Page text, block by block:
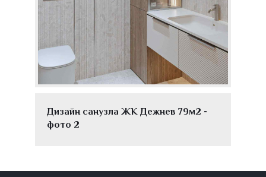
Дизайн санузла ЖК Дежнев 79м2 -
фото 2